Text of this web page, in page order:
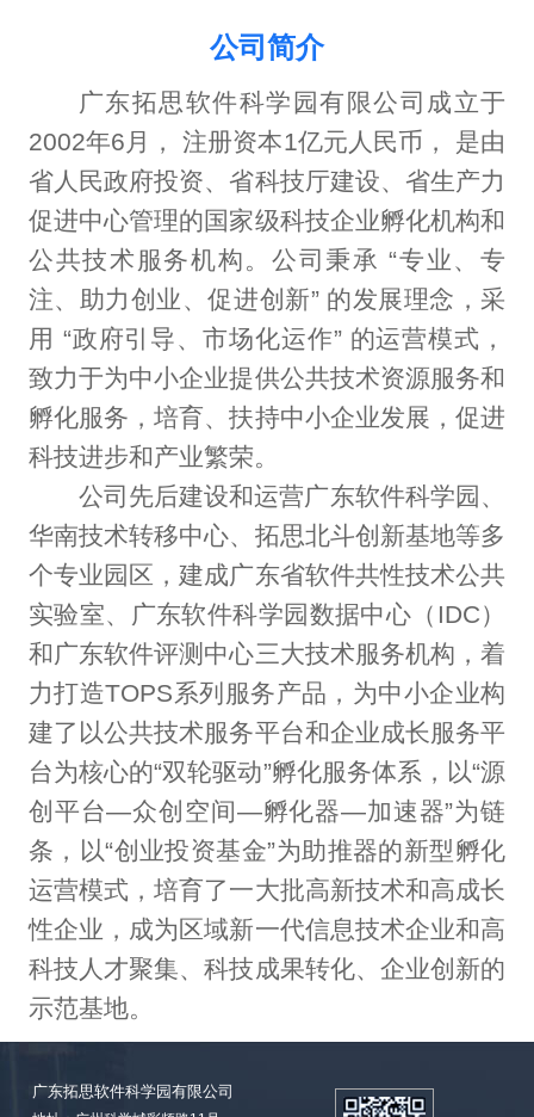
公司简介
广东拓思软件科学园有限公司成立于
2002年6月， 注册资本1亿元人民币， 是由
省人民政府投资、省科技厅建设、省生产力
促进中心管理的国家级科技企业孵化机构和
公共技术服务机构。公司秉承 “专业、专
注、助力创业、促进创新” 的发展理念，采
用 “政府引导、市场化运作” 的运营模式，
致力于为中小企业提供公共技术资源服务和
孵化服务，培育、扶持中小企业发展，促进
科技进步和产业繁荣。
公司先后建设和运营广东软件科学园、
华南技术转移中心、拓思北斗创新基地等多
个专业园区，建成广东省软件共性技术公共
实验室、广东软件科学园数据中心（IDC）
和广东软件评测中心三大技术服务机构，着
力打造TOPS系列服务产品，为中小企业构
建了以公共技术服务平台和企业成长服务平
台为核心的“双轮驱动”孵化服务体系，以“源
创平台—众创空间—孵化器—加速器”为链
条，以“创业投资基金”为助推器的新型孵化
运营模式，培育了一大批高新技术和高成长
性企业，成为区域新一代信息技术企业和高
科技人才聚集、科技成果转化、企业创新的
示范基地。
广东拓思软件科学园有限公司